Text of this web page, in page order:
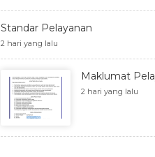
Standar Pelayanan
2 hari yang lalu
Maklumat
2 hari yang lalu